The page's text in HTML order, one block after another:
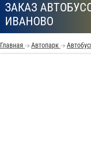
ЗАКАЗ
ИВАНОВО
Главная Автопарк